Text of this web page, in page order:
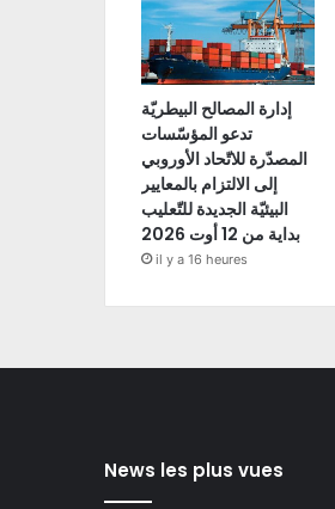
إدارة المصالح البيطريّة
تدعو المؤسّسات
المصدّرة للاتّحاد الأوروبي
إلى الالتزام بالمعايير
البيئيّة الجديدة للتّعليب
بداية من 12 أوت 2026
il y a 16 heures
News les plus vues